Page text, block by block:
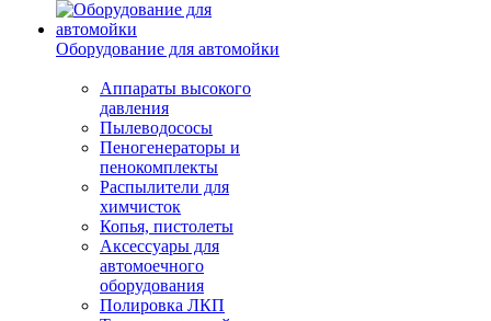
Оборудование для автомойки
Аппараты высокого
давления
Пылеводососы
Пеногенераторы и
пенокомплекты
Распылители для
химчисток
Копья, пистолеты
Аксессуары для
автомоечного
оборудования
Полировка ЛКП